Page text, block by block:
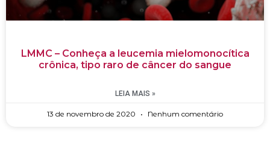
LMMC – Conheça a leucemia mielomonocítica
crônica, tipo raro de câncer do sangue
LEIA MAIS »
13 de novembro de 2020 Nenhum comentário